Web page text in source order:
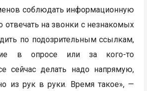
соблюдать информационную
отвечать на звонки с незнакомых
по подозрительным ссылкам,
в опросе или за кого-то
сейчас делать надо напрямую,
из рук в руки. Время такое», —